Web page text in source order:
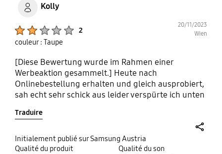
Kolly
2
20/11/2023
Wien
couleur : Taupe
[Diese Bewertung wurde im Rahmen einer
Werbeaktion gesammelt.] Heute nach
Onlinebestellung erhalten und gleich ausprobiert,
sah echt sehr schick aus leider verspürte ich unten
es ist total scharfkantig, somit wieder zurück
Traduire
Initialement publié sur Samsung Austria
Qualité du produit
Qualité du son